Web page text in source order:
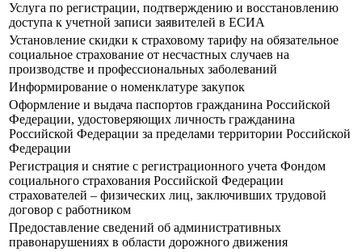
Услуга по регистрации, подтверждению и восстановлению
доступа к учетной записи заявителей в ЕСИА
Установление скидки к страховому тарифу на обязательное
социальное страхование от несчастных случаев на
производстве и профессиональных заболеваний
Информирование о номенклатуре закупок
Оформление и выдача паспортов гражданина Российской
Федерации, удостоверяющих личность гражданина
Российской Федерации за пределами территории Российской
Федерации
Регистрация и снятие с регистрационного учета Фондом
социального страхования Российской Федерации
страхователей – физических лиц, заключивших трудовой
договор с работником
Предоставление сведений об административных
правонарушениях в области дорожного движения